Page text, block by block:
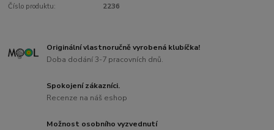
Číslo produktu: 2236
Originální vlastnoručně vyrobená klubíčka!
Doba dodání 3-7 pracovních dnů.
Spokojení zákazníci.
Recenze na náš eshop
Možnost osobního vyzvednutí